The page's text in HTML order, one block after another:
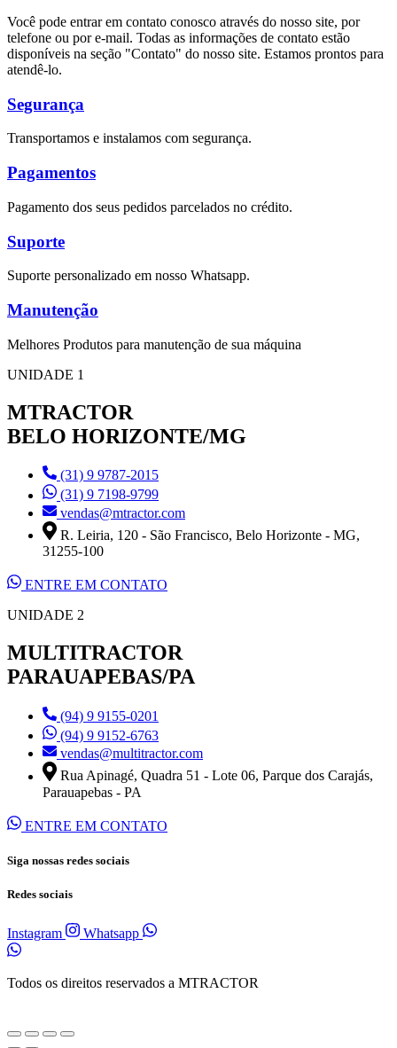
Você pode entrar em contato conosco através do nosso site, por
telefone ou por e-mail. Todas as informações de contato estão
disponíveis na seção "Contato" do nosso site. Estamos prontos para
atendê-lo.
Segurança
Transportamos e instalamos com segurança.
Pagamentos
Pagamento dos seus pedidos parcelados no crédito.
Suporte
Suporte personalizado em nosso Whatsapp.
Manutenção
Melhores Produtos para manutenção de sua máquina
UNIDADE 1
MTRACTOR
BELO HORIZONTE/MG
(31) 9 9787-2015
(31) 9 7198-9799
vendas@mtractor.com
R. Leiria, 120 - São Francisco, Belo Horizonte - MG,
31255-100
ENTRE EM CONTATO
UNIDADE 2
MULTITRACTOR
PARAUAPEBAS/PA
(94) 9 9155-0201
(94) 9 9152-6763
vendas@multitractor.com
Rua Apinagé, Quadra 51 - Lote 06, Parque dos Carajás,
Parauapebas - PA
ENTRE EM CONTATO
Siga nossas redes sociais
Redes sociais
Instagram Whatsapp
Todos os direitos reservados a MTRACTOR